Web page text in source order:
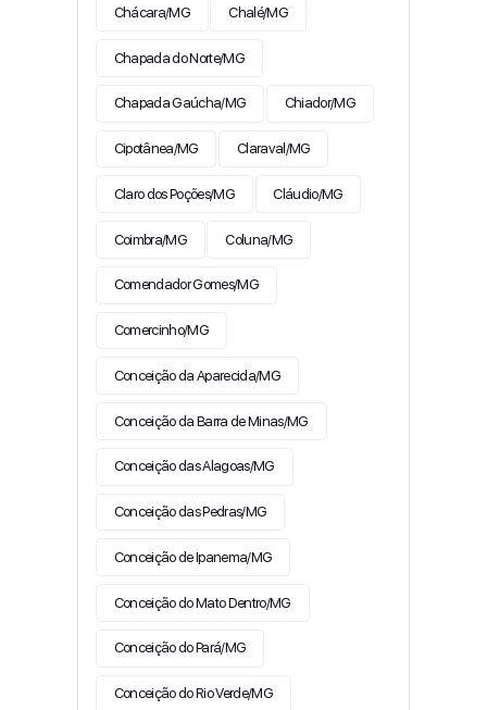
Chácara/MG Chalé/MG
Chapada do Norte/MG
Chapada Gaúcha/MG Chiador/MG
Cipotânea/MG Claraval/MG
Claro dos Poções/MG Cláudio/MG
Coimbra/MG Coluna/MG
Comendador Gomes/MG
Comercinho/MG
Conceição da Aparecida/MG
Conceição da Barra de Minas/MG
Conceição das Alagoas/MG
Conceição das Pedras/MG
Conceição de Ipanema/MG
Conceição do Mato Dentro/MG
Conceição do Pará/MG
Conceição do Rio Verde/MG